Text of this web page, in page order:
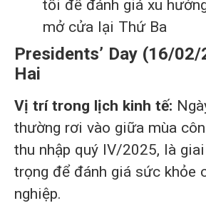
tối để đánh giá xu
mở cửa lại Thứ Ba
Presidents’ Day (16/
Hai
Vị trí trong lịch kinh tế:
thường rơi vào giữa mùa
thu nhập quý IV/2025, là
trọng để đánh giá sức khỏe
nghiệp.